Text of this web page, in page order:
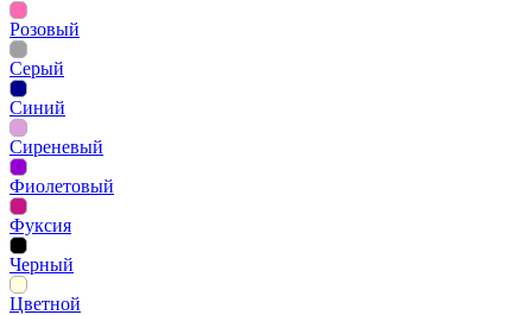
Розовый
Серый
Синий
Сиреневый
Фиолетовый
Фуксия
Черный
Цветной